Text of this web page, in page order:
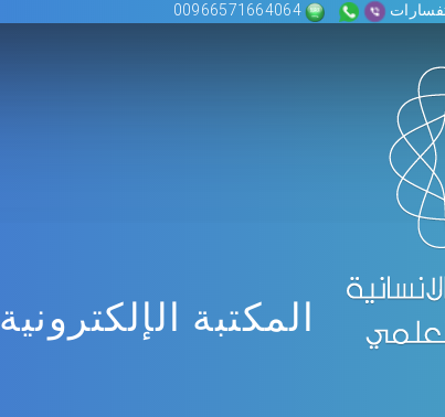
00966571664064
المكتبة الإلكترونية